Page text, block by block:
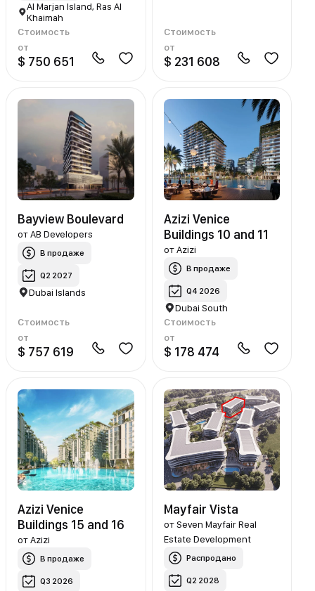
Al Marjan Island, Ras Al
Khaimah
Стоимость
от
$ 750 651
Стоимость
от
$ 231 608
Bayview Boulevard
отAB Developers
В продаже
Q2 2027
Dubai Islands
Стоимость
от
$ 757 619
Azizi Venice
Buildings 10 and 11
от Azizi
В продаже
Q4 2026
Dubai South
Стоимость
от
$ 178 474
Azizi Venice
Buildings 15 and 16
отAzizi
В продаже
Q3 2026
Mayfair Vista
от Seven Mayfair Real
Estate Development
Распродано
Q2 2028